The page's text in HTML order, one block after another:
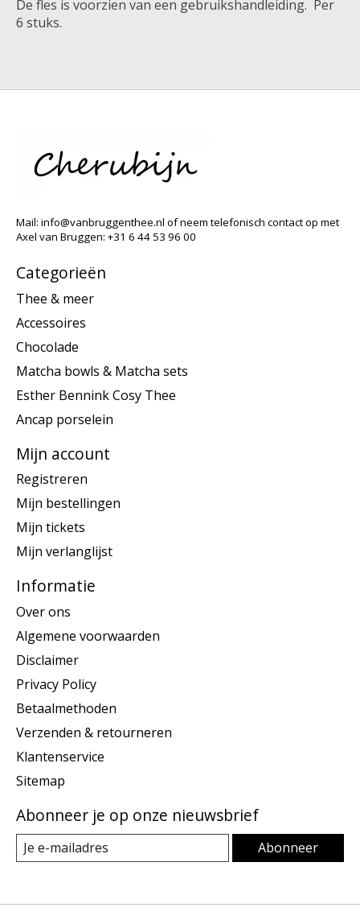
De fles is voorzien van een gebruikshandleiding. Per
6 stuks.
Mail: info@vanbruggenthee.nl of neem telefonisch contact op met
Axel van Bruggen: +31 6 44 53 96 00
Categorieën
Thee & meer
Accessoires
Chocolade
Matcha bowls & Matcha sets
Esther Bennink Cosy Thee
Ancap porselein
Mijn account
Registreren
Mijn bestellingen
Mijn tickets
Mijn verlanglijst
Informatie
Over ons
Algemene voorwaarden
Disclaimer
Privacy Policy
Betaalmethoden
Verzenden & retourneren
Klantenservice
Sitemap
Abonneer je op onze nieuwsbrief
Abonneer